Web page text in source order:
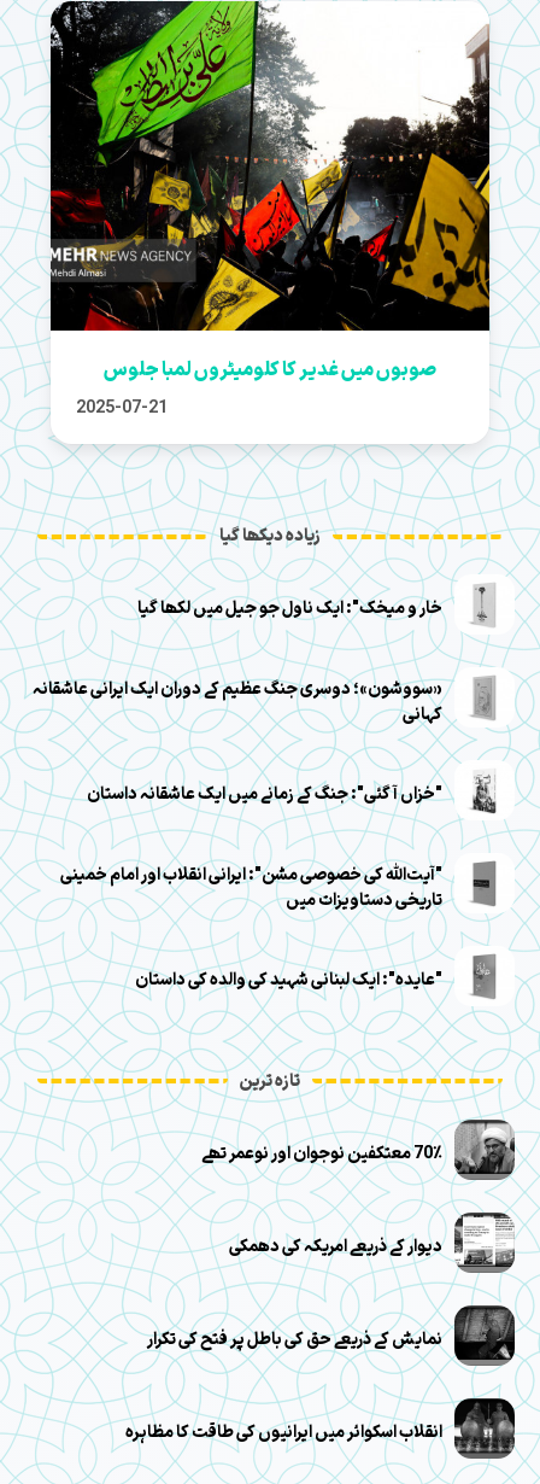
صوبوں میں غدیر کا کلومیٹروں لمبا جلوس
2025-07-21
زیادہ دیکھا گیا
خار و میخک": ایک ناول جو جیل میں لکھا گیا
«سووشون»؛ دوسری جنگ عظیم کے دوران ایک ایرانی عاشقانہ
کہانی
"خزاں آ گئی": جنگ کے زمانے میں ایک عاشقانہ داستان
"آیت‌الله کی خصوصی مشن": ایرانی انقلاب اور امام خمینی
تاریخی دستاویزات میں
"عایده": ایک لبنانی شہید کی والدہ کی داستان
تازہ ترین
70٪ معتکفین نوجوان اور نوعمر تھے
دیوار کے ذریعے امریکہ کی دھمکی
نمایش کے ذریعے حق کی باطل پر فتح کی تکرار
انقلاب اسکوائر میں ایرانیوں کی طاقت کا مظاہرہ